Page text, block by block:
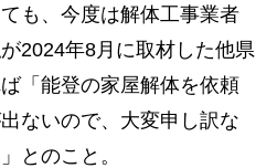
も、今度は解体工事業者
2024年8月に取材した他県
「能登の家屋解体を依頼
ないので、大変申し訳な
とのこと。